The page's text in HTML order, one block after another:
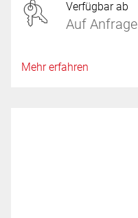
Verfügbar ab
Auf Anfrage
Mehr erfahren